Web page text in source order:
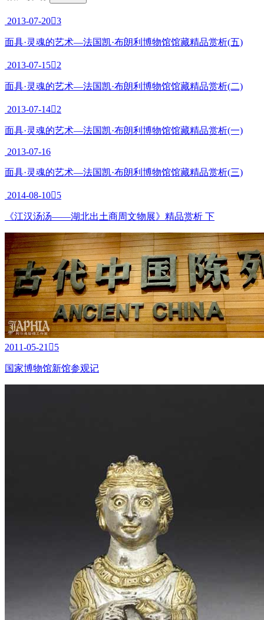
上一篇
面具·灵魂的艺术—法国凯·布朗利博物馆馆藏精品赏析(三)
下一篇
面具·灵魂的艺术—法国凯·布朗利博物馆馆藏精品赏析(五)